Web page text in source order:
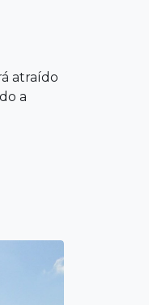
atraído
a